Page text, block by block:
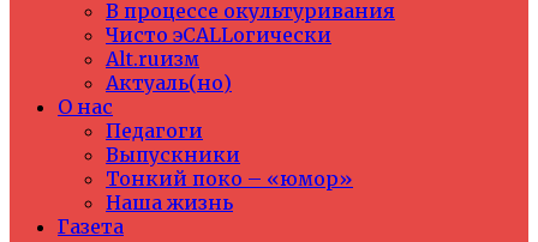
В процессе окультуривания
Чисто эCALLогически
Alt.ruизм
Актуаль(но)
О нас
Педагоги
Выпускники
Тонкий поко – «юмор»
Наша жизнь
Газета